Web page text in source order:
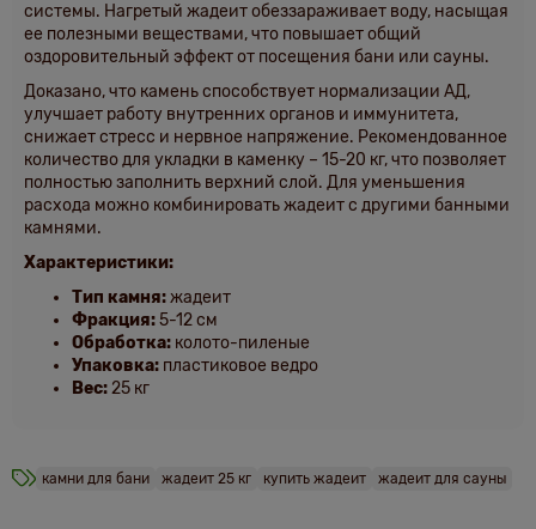
системы. Нагретый жадеит обеззараживает воду, насыщая
ее полезными веществами, что повышает общий
оздоровительный эффект от посещения бани или сауны.
Доказано, что камень способствует нормализации АД,
улучшает работу внутренних органов и иммунитета,
снижает стресс и нервное напряжение. Рекомендованное
количество для укладки в каменку – 15-20 кг, что позволяет
полностью заполнить верхний слой. Для уменьшения
расхода можно комбинировать жадеит с другими банными
камнями.
Характеристики:
Тип камня:жадеит
Фракция:5-12 см
Обработка: колото-пиленые
Упаковка: пластиковое ведро
Вес:25 кг
камни для бани жадеит 25 кг купить жадеит жадеит для сауны